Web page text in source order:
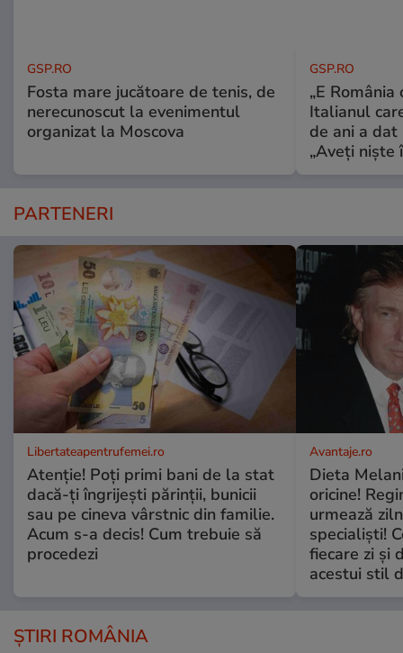
GSP.RO
Fosta mare jucătoare de tenis, de
nerecunoscut la evenimentul
organizat la Moscova
GSP.RO
„E
Italianul
de ani a
„Aveți niște
PARTENERI
Libertateapentrufemei.ro
Atenție! Poți primi bani de la stat
dacă-ți îngrijești părinții, bunicii
sau pe cineva vârstnic din familie.
Acum s-a decis! Cum trebuie să
procedezi
Avantaje.ro
Dieta
oricine!
urmează
specialiști!
fiecare zi și
acestui stil
ȘTIRI ROMÂNIA